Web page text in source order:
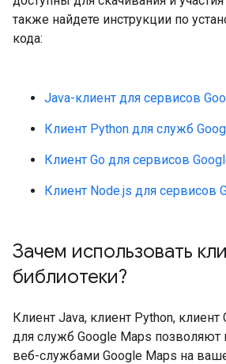
также найдете инструкции по
кода:
Java-клиент для сервисов
Клиент Python для служб
Клиент Go для сервисов
Клиент Node.js для сервисов
Зачем использовать
библиотеки?
Клиент Java, клиент Python, клиент
для служб Google Maps позволяют
веб-службами Google Maps на